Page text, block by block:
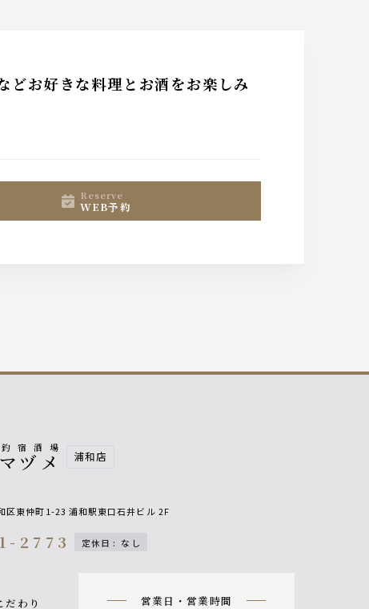
どお好きな料理とお酒をお楽しみ
reserve
WEB予約
釣宿酒場
マヅメ 浦和店
区東仲町1-23 浦和駅東口石井ビル 2F
2773 定休日 : なし
だわり 営業日・営業時間